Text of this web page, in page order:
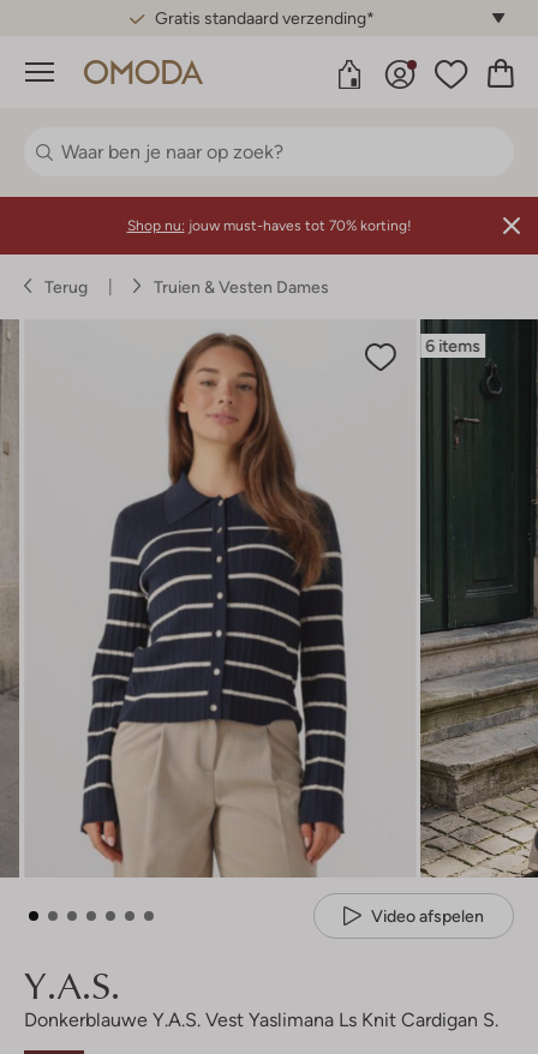
Gratis standaard verzending*
Menu
Shop nu: jouw must-haves tot 70% korting!
Terug Truien & Vesten Dames
6 items
Video afspelen
Y.a.s.
Donkerblauwe Y.a.s. Vest Yaslimana Ls Knit Cardigan S.